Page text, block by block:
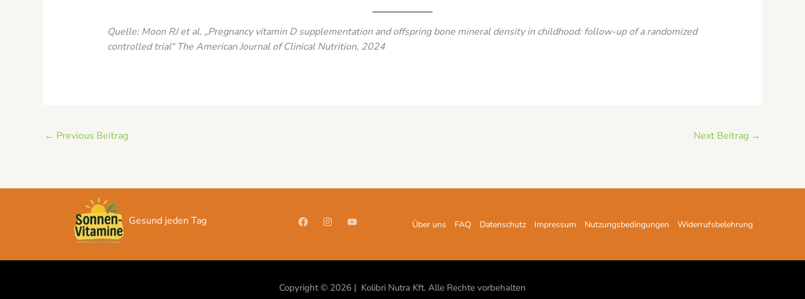
Quelle: Moon RJ et al. „Pregnancy vitamin D supplementation and offspring bone mineral density in childhood: follow-up of a randomized
controlled trial“ The American Journal of Clinical Nutrition, 2024
← Previous Beitrag Next Beitrag →
Gesund jeden Tag Über uns FAQ Datenschutz Impressum Nutzungsbedingungen Widerrufsbelehrung
Copyright © 2026 | Kolibri Nutra Kft. Alle Rechte vorbehalten